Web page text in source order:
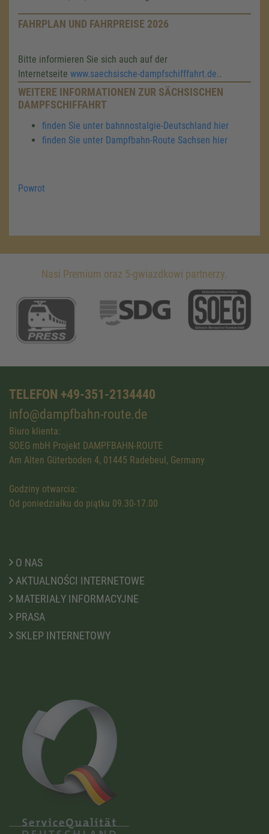
FAHRPLAN UND FAHRPREISE 2026
Bitte informieren Sie sich auch auf der
Internetseite www.saechsische-dampfschifffahrt.de..
WEITERE INFORMATIONEN ZUR SÄCHSISCHEN
DAMPFSCHIFFAHRT
finden Sie unter bahnnostalgie-Deutschland hier
finden Sie unter Dampfbahn-Route Sachsen hier
Powrot
Nasi Premium oraz 5-gwiazdkowi partnerzy.
TELEFON +49-351-2134440
info@dampfbahn-route.de
Biuro klienta:
SOEG mbH Projekt DAMPFBAHN-ROUTE
Am Alten Güterboden 4, 01445 Radebeul, Germany
Godziny otwarcia:
Od poniedziałku do piątku 09.30-17.00
O NAS
AKTUALNOŚCI INTERNETOWE
MATERIAŁY INFORMACYJNE
PRASA
SKLEP INTERNETOWY